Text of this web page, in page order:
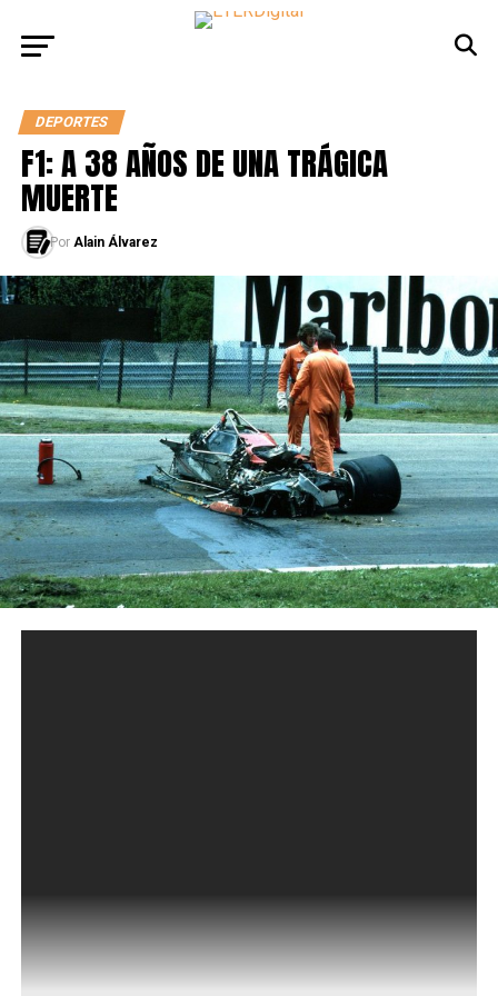
DEPORTES
F1: A 38 AÑOS DE UNA TRÁGICA
MUERTE
Por Alain Álvarez
su Ferrari contra el March de Jochen Mass a más de
200 kilómetros por hora, mientras se celebraba la
clasificación del Gran Premio de Bélgica.